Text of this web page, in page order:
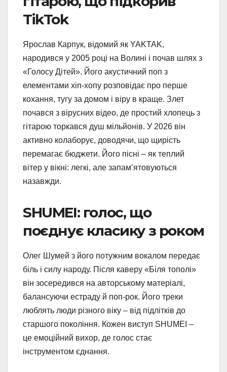
TikTok
Ярослав Карпук, відомий як YAKTAK,
народився у 2005 році на Волині і почав шлях з
«Голосу Дітей». Його акустичний поп з
елементами хіп-хопу розповідає про перше
кохання, тугу за домом і віру в краще. Злет
почався з вірусних відео, де простий хлопець з
гітарою торкався душ мільйонів. У 2026 він
активно колаборує, доводячи, що щирість
перемагає бюджети. Його пісні – як теплий
вітер у вікні: легкі, але запам’ятовуються
назавжди.
SHUMEI: голос, що
поєднує класику з роком
Олег Шумей з його потужним вокалом передає
біль і силу народу. Після каверу «Біля тополі»
він зосередився на авторському матеріалі,
балансуючи естраду й поп-рок. Його треки
люблять люди різного віку – від підлітків до
старшого покоління. Кожен виступ SHUMEI –
це емоційний вихор, де голос стає
інструментом єднання.